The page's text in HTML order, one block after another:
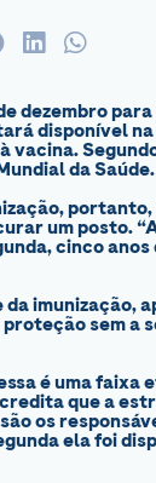
dezembro
disponível
vacina.
da Saúde.
portanto,
um posto.
cinco
imunização,
sem a
é uma faixa
que a
os
ela foi